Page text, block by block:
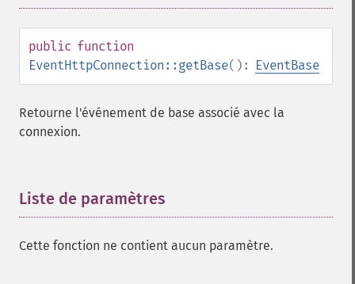
public function
EventHttpConnection::getBase(): EventBase
Retourne l'événement de base associé avec la
connexion.
Liste de paramètres
Cette fonction ne contient aucun paramètre.